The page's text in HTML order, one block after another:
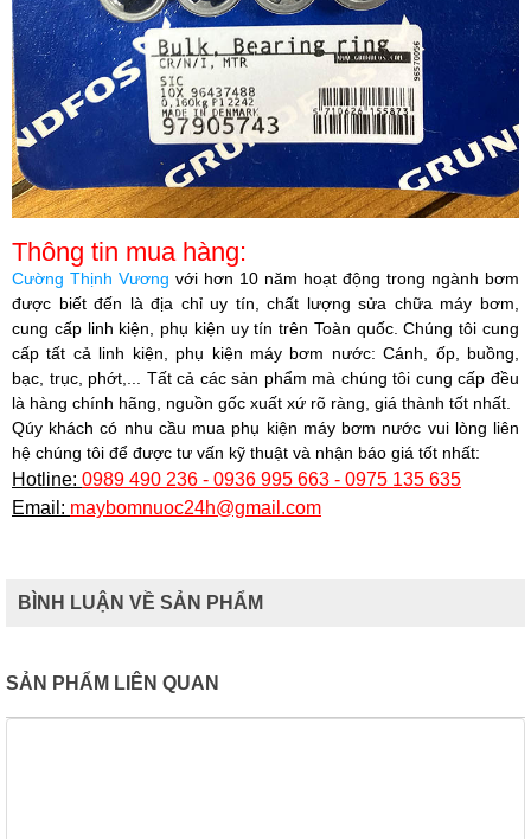
Thông tin mua hàng:
Cường Thịnh Vương với hơn 10 năm hoạt động trong ngành bơm
được biết đến là địa chỉ uy tín, chất lượng sửa chữa máy bơm,
cung cấp linh kiện, phụ kiện uy tín trên Toàn quốc. Chúng tôi cung
cấp tất cả linh kiện, phụ kiện máy bơm nước: Cánh, ốp, buồng,
bạc, trục, phớt,... Tất cả các sản phẩm mà chúng tôi cung cấp đều
là hàng chính hãng, nguồn gốc xuất xứ rõ ràng, giá thành tốt nhất.
Qúy khách có nhu cầu mua phụ kiện máy bơm nước vui lòng liên
hệ chúng tôi để được tư vấn kỹ thuật và nhận báo giá tốt nhất:
Hotline: 0989 490 236 - 0936 995 663 - 0975 135 635
Email: maybomnuoc24h@gmail.com
BÌNH LUẬN VỀ SẢN PHẨM
SẢN PHẨM LIÊN QUAN